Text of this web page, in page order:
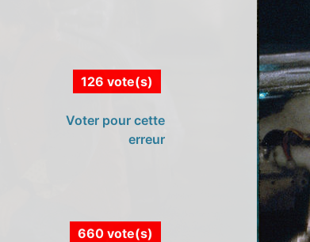
126 vote(s)
Voter pour cette
erreur
660 vote(s)